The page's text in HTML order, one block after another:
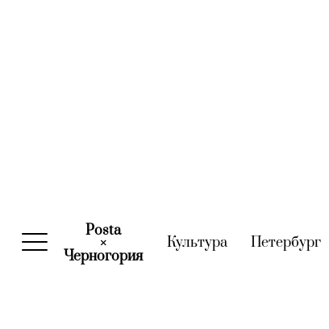
Posta
×
Черногория(current)
Культура(current)
Петербург